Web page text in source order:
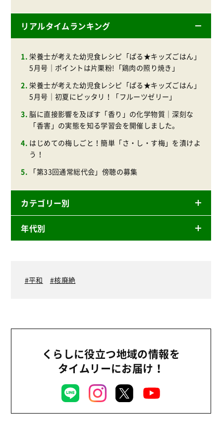
リアルタイムランキング
栄養士が考えた幼児食レシピ「ぱる★キッズごはん」
5月号｜ポイントは片栗粉!「鶏肉の照り焼き」
栄養士が考えた幼児食レシピ「ぱる★キッズごはん」
5月号｜初夏にピッタリ！「フルーツゼリー」
脳に直接影響を及ぼす「香り」の化学物質｜深刻な
「香害」の実態を知る学習会を開催しました。
はじめての梅しごと！簡単「さ・し・す梅」を漬けよ
う！
「第33回通常総代会」傍聴の募集
カテゴリー別
ニュースリリース
事業
平和と国際連帯
お米の出前授業
年代別
2025年
2022年
2017年
平和 核廃絶
くらしに役立つ地域の情報を
タイムリーにお届け！